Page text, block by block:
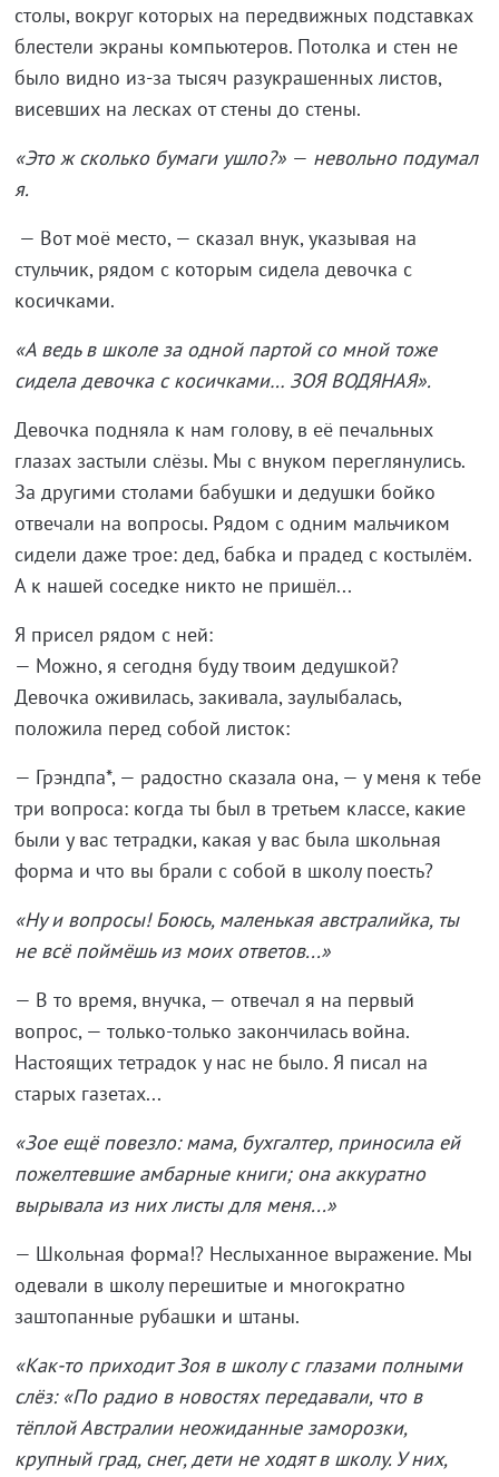
столы, вокруг которых на передвижных подставках
блестели экраны компьютеров. Потолка и стен не
было видно из-за тысяч разукрашенных листов,
висевших на лесках от стены до стены.
«Это ж сколько бумаги ушло?» — невольно подумал
я.
— Вот моё место, — сказал внук, указывая на
стульчик, рядом с которым сидела девочка с
косичками.
«А ведь в школе за одной партой со мной тоже
сидела девочка с косичками… ЗОЯ ВОДЯНАЯ».
Девочка подняла к нам голову, в её печальных
глазах застыли слёзы. Мы с внуком переглянулись.
За другими столами бабушки и дедушки бойко
отвечали на вопросы. Рядом с одним мальчиком
сидели даже трое: дед, бабка и прадед с костылём.
А к нашей соседке никто не пришёл...
Я присел рядом с ней:
— Можно, я сегодня буду твоим дедушкой?
Девочка оживилась, закивала, заулыбалась,
положила перед собой листок:
— Грэндпа*, — радостно сказала она, — у меня к тебе
три вопроса: когда ты был в третьем классе, какие
были у вас тетрадки, какая у вас была школьная
форма и что вы брали с собой в школу поесть?
«Ну и вопросы! Боюсь, маленькая австралийка, ты
не всё поймёшь из моих ответов...»
— В то время, внучка, — отвечал я на первый
вопрос, — только-только закончилась война.
Настоящих тетрадок у нас не было. Я писал на
старых газетах...
«Зое ещё повезло: мама, бухгалтер, приносила ей
пожелтевшие амбарные книги; она аккуратно
вырывала из них листы для меня...»
— Школьная форма!? Неслыханное выражение. Мы
одевали в школу перешитые и многократно
заштопанные рубашки и штаны.
«Как-то приходит Зоя в школу с глазами полными
слёз: «По радио в новостях передавали, что в
тёплой Австралии неожиданные заморозки,
крупный град, снег, дети не ходят в школу. У них,